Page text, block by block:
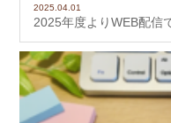
2025.04.01
2025年度よりWEB配信